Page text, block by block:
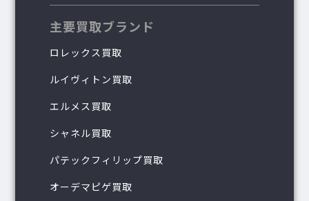
主要買取ブランド
ロレックス買取
ルイヴィトン買取
エルメス買取
シャネル買取
パテックフィリップ買取
オーデマピゲ買取